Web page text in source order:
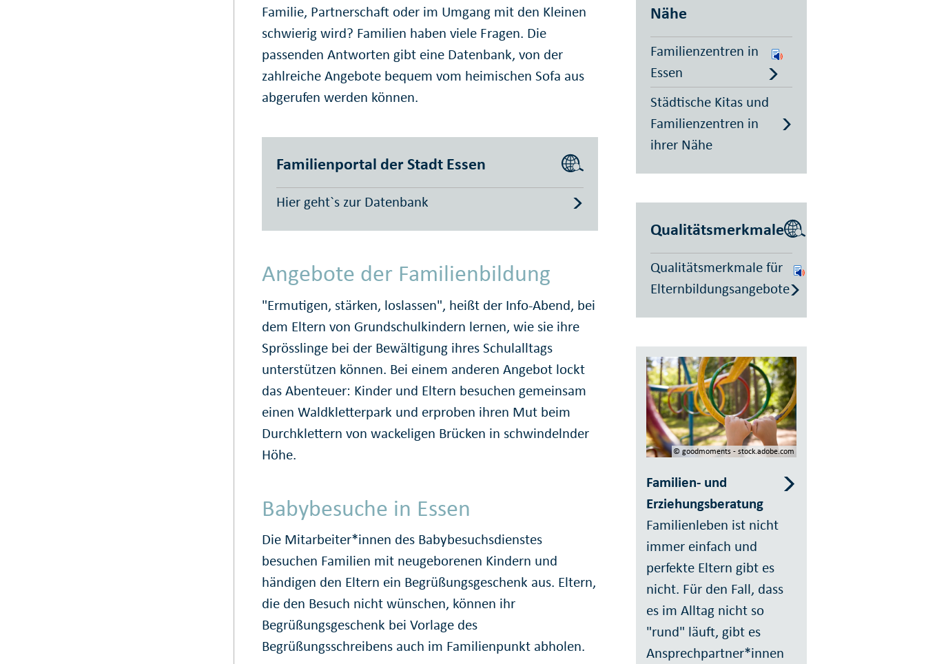
Familie, Partnerschaft oder im Umgang mit den Kleinen
schwierig wird? Familien haben viele Fragen. Die
passenden Antworten gibt eine Datenbank, von der
zahlreiche Angebote bequem vom heimischen Sofa aus
abgerufen werden können.
Familienportal der Stadt Essen
Hier geht`s zur Datenbank
Angebote der Familienbildung
"Ermutigen, stärken, loslassen", heißt der Info-Abend, bei
dem Eltern von Grundschulkindern lernen, wie sie ihre
Sprösslinge bei der Bewältigung ihres Schulalltags
unterstützen können. Bei einem anderen Angebot lockt
das Abenteuer: Kinder und Eltern besuchen gemeinsam
einen Waldkletterpark und erproben ihren Mut beim
Durchklettern von wackeligen Brücken in schwindelnder
Höhe.
Babybesuche in Essen
Die Mitarbeiter*innen des Babybesuchsdienstes
besuchen Familien mit neugeborenen Kindern und
händigen den Eltern ein Begrüßungsgeschenk aus. Eltern,
die den Besuch nicht wünschen, können ihr
Begrüßungsgeschenk bei Vorlage des
Begrüßungsschreibens auch im Familienpunkt abholen.
Nähe
Familienzentren in
Essen
Städtische Kitas und
Familienzentren in
ihrer Nähe
Qualitätsmerkmale
Qualitätsmerkmale für
Elternbildungsangebote
© goodmoments - stock.adobe.com
Familien- und
Erziehungsberatung
Familienleben ist nicht
immer einfach und
perfekte Eltern gibt es
nicht. Für den Fall, dass
es im Alltag nicht so
"rund" läuft, gibt es
Ansprechpartner*innen